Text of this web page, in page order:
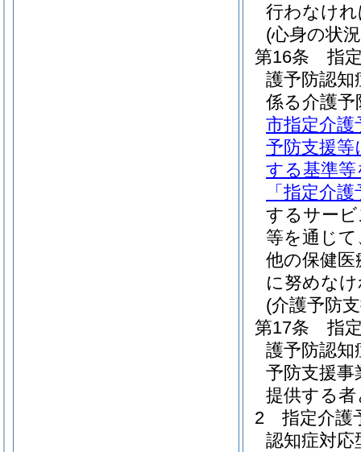
行わなけ
(心身の状
第16条
指
護予防認
係る介護
市指定介護
予防支援
する基準
「指定介
するサー
等を通じ
他の保健
に努めな
(介護予防
第17条
指
護予防認
予防支援
提供する
2
指定介護
認知症対